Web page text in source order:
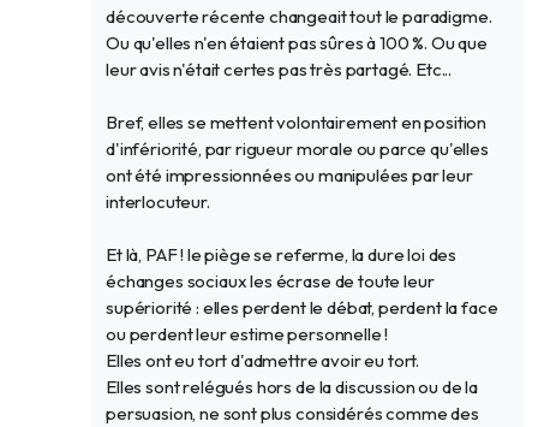
découverte récente changeait tout le paradigme.
Ou qu'elles n'en étaient pas sûres à 100 %. Ou que
leur avis n'était certes pas très partagé. Etc...
Bref, elles se mettent volontairement en position
d'infériorité, par rigueur morale ou parce qu'elles
ont été impressionnées ou manipulées par leur
interlocuteur.
Et là, PAF ! le piège se referme, la dure loi des
échanges sociaux les écrase de toute leur
supériorité : elles perdent le débat, perdent la face
ou perdent leur estime personnelle !
Elles ont eu tort d'admettre avoir eu tort.
Elles sont relégués hors de la discussion ou de la
persuasion, ne sont plus considérés comme des